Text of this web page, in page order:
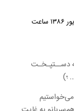
| نوشته شده در تاریخ ۳ شهریور ۱۳۸۶ ساعت
دســتپـخـت
؛)